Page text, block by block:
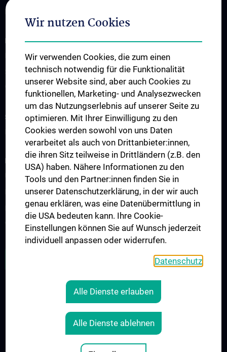
INFORMATIONEN FÜR PATIENT:INNEN UND ZUWEISER:INNEN
Diagnostik
Service & Informationen
STUDIUM, AUS- UND WEITERBILDUNG
Lehrveranstaltungen
FORSCHUNG
Übersicht
Research Groups
Referenzlabor
Virus-Epidemiologie
COOKIE-EINSTELLUNGEN
Wir nutzen Cookies
Wir verwenden Cookies, die zum einen
technisch notwendig für die Funktionalität
unserer Website sind, aber auch Cookies zu
funktionellen, Marketing- und Analysezwecken
um das Nutzungserlebnis auf unserer Seite zu
optimieren. Mit Ihrer Einwilligung zu den
Cookies werden sowohl von uns Daten
verarbeitet als auch von Drittanbieter:innen,
die ihren Sitz teilweise in Drittländern (z.B. den
USA) haben. Nähere Informationen zu den
Tools und den Partner:innen finden Sie in
unserer Datenschutzerklärung, in der wir auch
genau erklären, was eine Datenübermittlung in
die USA bedeuten kann. Ihre Cookie-
Einstellungen können Sie auf Wunsch jederzeit
individuell anpassen oder widerrufen.
Datenschutz
Alle Dienste erlauben
Alle Dienste ablehnen